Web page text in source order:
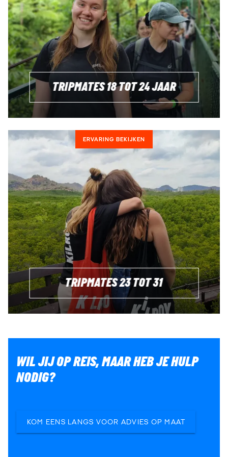
TRIPMATES 18 TOT 24 JAAR
ERVARING BEKIJKEN
TRIPMATES 23 TOT 31
WIL JIJ OP REIS, MAAR HEB JE HULP
NODIG?
KOM EENS LANGS VOOR ADVIES OP MAAT